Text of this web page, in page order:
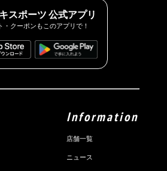
スポーツ 公式アプリ
・クーポンもこのアプリで！
Information
店舗一覧
ニュース